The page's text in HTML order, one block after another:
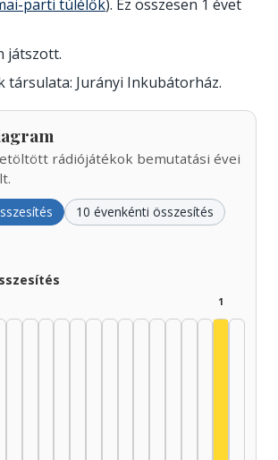
parti túlélők). Ez összesen 1 évet
játszott.
társulata: Jurányi Inkubátorház.
rádiójátékok bemutatási évei
10 évenkénti összesítés
1